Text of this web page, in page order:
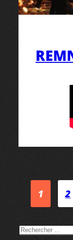
1 2
RECHERCHER